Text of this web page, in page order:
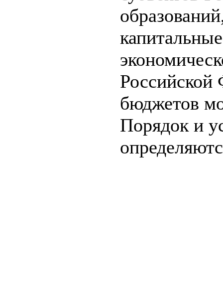
Российской
бюджетов
Порядок и